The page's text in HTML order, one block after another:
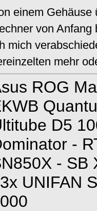
einem Gehäuse
von
mich
mehr
ROG
D5
-
- SB
UNIFAN